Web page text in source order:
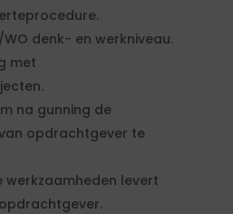
denk- en werkniveau.
met
na gunning de
opdrachtgever te
levert